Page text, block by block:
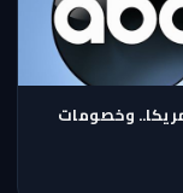
اليوم 20 أبريل 2026 في أمريكا.. وخصومات